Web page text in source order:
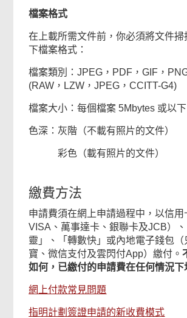
檔案格式
在上載所需文件前，你必須將文件掃
下檔案格式：
檔案類別：JPEG，PDF，GIF，
(RAW，LZW，JPEG，CCITT-G4)
檔案大小：每個檔案 5Mbytes 或以下
色深：灰階（不載有照片的文件）
彩色（載有照片的文件）
繳費方法
申請費須在網上申請過程中，以信用
VISA、萬事達卡、銀聯卡及JCB）
靈」、「轉數快」或內地電子錢包（
寶、微信支付及雲閃付App）繳付。
如何，已繳付的申請費在任何情況下
網上付款常見問題
指明計劃簽證申請的新收費模式